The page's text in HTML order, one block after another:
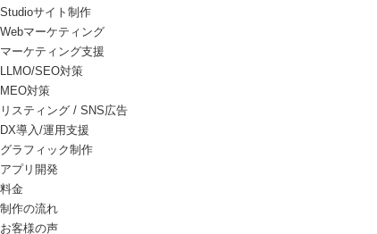
Studioサイト制作
Webマーケティング
マーケティング支援
LLMO/SEO対策
MEO対策
リスティング / SNS広告
DX導入/運用支援
グラフィック制作
アプリ開発
料金
制作の流れ
お客様の声